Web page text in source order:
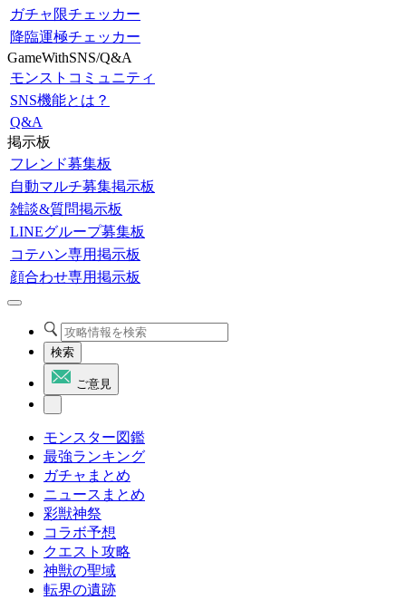
ガチャ限チェッカー
降臨運極チェッカー
GameWithSNS/Q&A
モンストコミュニティ
SNS機能とは？
Q&A
掲示板
フレンド募集板
自動マルチ募集掲示板
雑談&質問掲示板
LINEグループ募集板
コテハン専用掲示板
顔合わせ専用掲示板
検索
ご意見
モンスター図鑑
最強ランキング
ガチャまとめ
ニュースまとめ
彩獣神祭
コラボ予想
クエスト攻略
神獣の聖域
転界の遺跡